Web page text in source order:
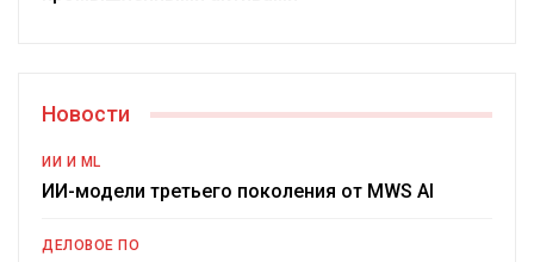
Новости
ИИ И ML
ИИ-модели третьего поколения от MWS AI
ДЕЛОВОЕ ПО